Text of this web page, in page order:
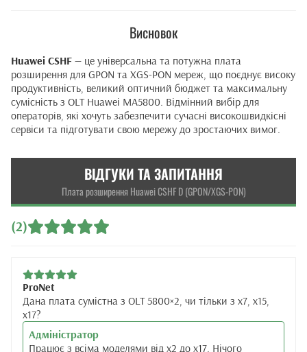
Висновок
Huawei CSHF — це універсальна та потужна плата
розширення для GPON та XGS-PON мереж, що поєднує високу
продуктивність, великий оптичний бюджет та максимальну
сумісність з OLT Huawei MA5800. Відмінний вибір для
операторів, які хочуть забезпечити сучасні високошвидкісні
сервіси та підготувати свою мережу до зростаючих вимог.
ВІДГУКИ ТА ЗАПИТАННЯ
Плата розширення Huawei CSHF D (GPON/XGS-PON)
(2)
ProNet
Дана плата сумістна з OLT 5800×2, чи тільки з x7, x15,
x17?
Адміністратор
Працює з всіма моделями від x2 до x17. Нічого